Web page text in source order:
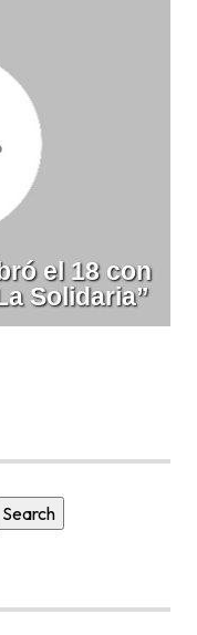
el 18 con
Solidaria”